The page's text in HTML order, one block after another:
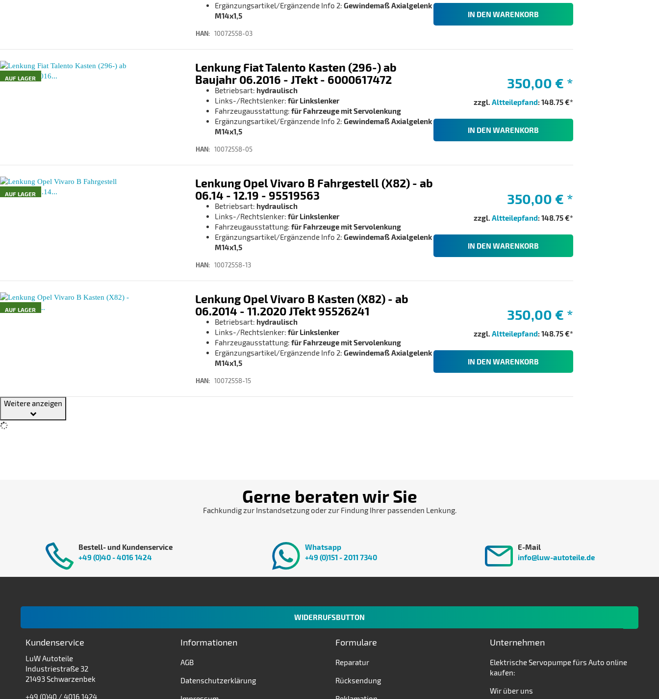
Ergänzungsartikel/Ergänzende Info 2:Gewindemaß Axialgelenk
M14x1,5
HAN: 10072558-03
IN DEN WARENKORB
AUF LAGER
Lenkung Fiat Talento Kasten (296-) ab
Baujahr 06.2016 - JTekt - 6000617472
Betriebsart: hydraulisch
Links-/Rechtslenker:für Linkslenker
Fahrzeugausstattung:für Fahrzeuge mit Servolenkung
Ergänzungsartikel/Ergänzende Info 2:Gewindemaß Axialgelenk
M14x1,5
HAN: 10072558-05
350,00 € *
zzgl.Altteilepfand: 148.75 €*
IN DEN WARENKORB
AUF LAGER
Lenkung Opel Vivaro B Fahrgestell (X82) - ab
06.14 - 12.19 - 95519563
Betriebsart: hydraulisch
Links-/Rechtslenker:für Linkslenker
Fahrzeugausstattung:für Fahrzeuge mit Servolenkung
Ergänzungsartikel/Ergänzende Info 2:Gewindemaß Axialgelenk
M14x1,5
HAN: 10072558-13
350,00 € *
zzgl.Altteilepfand: 148.75 €*
IN DEN WARENKORB
AUF LAGER
Lenkung Opel Vivaro B Kasten (X82) - ab
06.2014 - 11.2020 JTekt 95526241
Betriebsart: hydraulisch
Links-/Rechtslenker:für Linkslenker
Fahrzeugausstattung:für Fahrzeuge mit Servolenkung
Ergänzungsartikel/Ergänzende Info 2:Gewindemaß Axialgelenk
M14x1,5
HAN: 10072558-15
350,00 € *
zzgl.Altteilepfand: 148.75 €*
IN DEN WARENKORB
Weitere anzeigen
Gerne beraten wir Sie
Fachkundig zur Instandsetzung oder zur Findung Ihrer passenden Lenkung.
Bestell- und Kundenservice
+49 (0)40 - 4016 1424
Whatsapp
+49 (0)151 - 2011 7340
E-Mail
info@luw-autoteile.de
WIDERRUFSBUTTON
Kundenservice
LuW Autoteile
Industriestraße 32
21493 Schwarzenbek
+49 (0)40 / 4016 1424
Informationen
AGB
Datenschutzerklärung
Formulare
Reparatur
Rücksendung
Unternehmen
Elektrische Servopumpe fürs Auto online
kaufen:
Wir über uns